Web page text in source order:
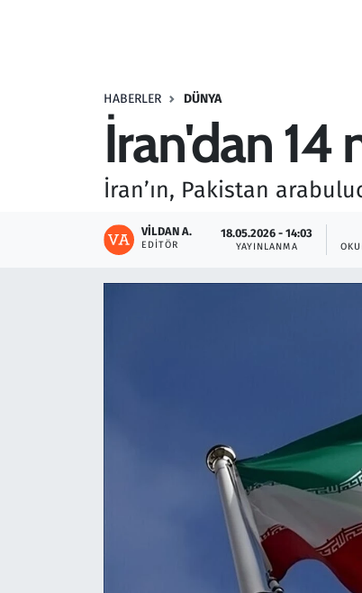
HABERLER DÜNYA
İran'dan 14
İran’ın, Pakistan
VILDAN A.
EDITÖR
18.05.2026 - 14:03
YAYINLANMA
Savunma Sanayi
Seçim 2023